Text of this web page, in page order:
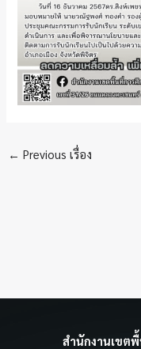
← Previous เรื่อง
สำนักงานเขต